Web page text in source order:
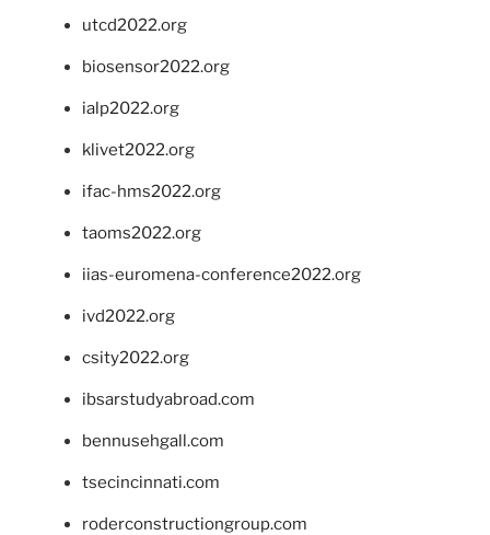
utcd2022.org
biosensor2022.org
ialp2022.org
klivet2022.org
ifac-hms2022.org
taoms2022.org
iias-euromena-conference2022.org
ivd2022.org
csity2022.org
ibsarstudyabroad.com
bennusehgall.com
tsecincinnati.com
roderconstructiongroup.com